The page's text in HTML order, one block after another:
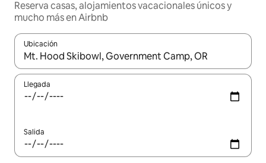
Reserva casas, alojamientos vacacionales únicos y
mucho más en Airbnb
Ubicación
Cuando los resultados estén disponibles, podrás navegar
Llegada
Salida